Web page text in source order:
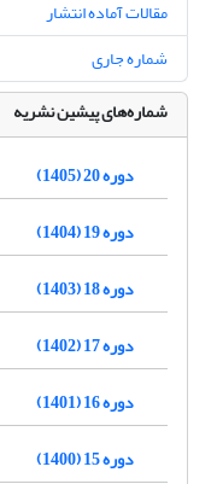
مقالات آماده انتشار
شماره جاری
شماره‌های پیشین نشریه
دوره 20 (1405)
دوره 19 (1404)
دوره 18 (1403)
دوره 17 (1402)
دوره 16 (1401)
دوره 15 (1400)